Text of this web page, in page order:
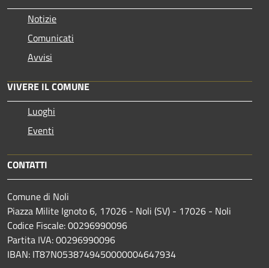
Notizie
Comunicati
Avvisi
VIVERE IL COMUNE
Luoghi
Eventi
CONTATTI
Comune di Noli
Piazza Milite Ignoto 6, 17026 - Noli (SV) - 17026 - Noli
Codice Fiscale: 00296990096
Partita IVA: 00296990096
IBAN: IT87N0538749450000004647934